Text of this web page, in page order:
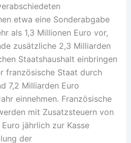
etwa eine Sonderabgabe
als 1,3 Millionen Euro vor,
zusätzliche 2,3 Milliarden
Staatshaushalt einbringen
französische Staat durch
7,2 Milliarden Euro
einnehmen. Französische
mit Zusatzsteuern von
jährlich zur Kasse
der